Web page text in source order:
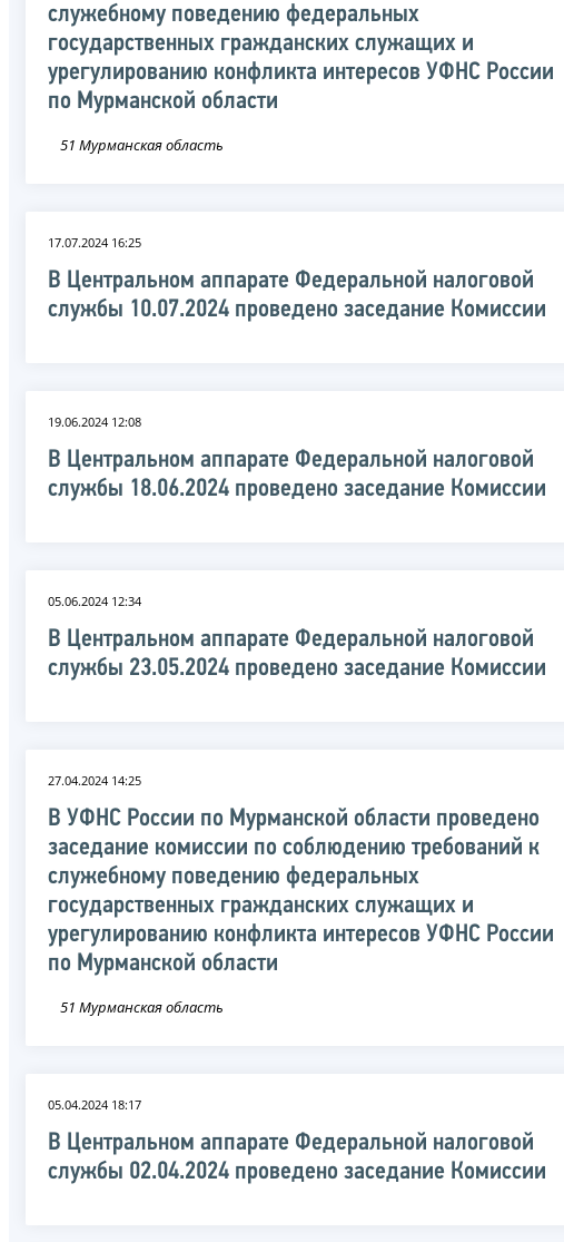
служебному поведению федеральных
государственных гражданских служащих и
урегулированию конфликта интересов УФНС России
по Мурманской области
51 Мурманская область
17.07.2024 16:25
В Центральном аппарате Федеральной налоговой
службы 10.07.2024 проведено заседание Комиссии
19.06.2024 12:08
В Центральном аппарате Федеральной налоговой
службы 18.06.2024 проведено заседание Комиссии
05.06.2024 12:34
В Центральном аппарате Федеральной налоговой
службы 23.05.2024 проведено заседание Комиссии
27.04.2024 14:25
В УФНС России по Мурманской области проведено
заседание комиссии по соблюдению требований к
служебному поведению федеральных
государственных гражданских служащих и
урегулированию конфликта интересов УФНС России
по Мурманской области
51 Мурманская область
05.04.2024 18:17
В Центральном аппарате Федеральной налоговой
службы 02.04.2024 проведено заседание Комиссии